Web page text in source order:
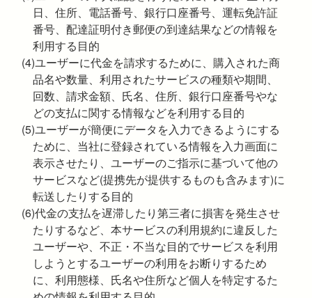
日、住所、電話番号、銀行口座番号、運転免許証
番号、配達証明付き郵便の到達結果などの情報を
利用する目的
(4)ユーザーに代金を請求するために、購入された商
品名や数量、利用されたサービスの種類や期間、
回数、請求金額、氏名、住所、銀行口座番号やな
どの支払に関する情報などを利用する目的
(5)ユーザーが簡便にデータを入力できるようにする
ために、当社に登録されている情報を入力画面に
表示させたり、ユーザーのご指示に基づいて他の
サービスなど(提携先が提供するものも含みます)に
転送したりする目的
(6)代金の支払を遅滞したり第三者に損害を発生させ
たりするなど、本サービスの利用規約に違反した
ユーザーや、不正・不当な目的でサービスを利用
しようとするユーザーの利用をお断りするため
に、利用態様、氏名や住所など個人を特定するた